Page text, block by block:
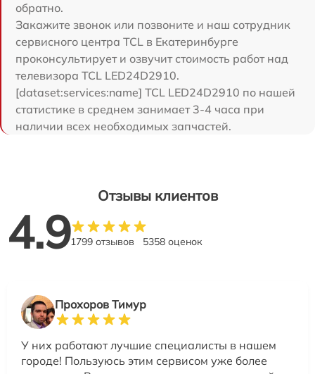
обратно.
Закажите звонок или позвоните и наш сотрудник
сервисного центра TCL в Екатеринбурге
проконсультирует и озвучит стоимость работ над
телевизора TCL LED24D2910.
[dataset:services:name] TCL LED24D2910 по нашей
статистике в среднем занимает 3-4 часа при
наличии всех необходимых запчастей.
Отзывы клиентов
4.91799 отзывов 5358 оценок
Прохоров Тимур
У них работают лучшие специалисты в нашем
городе! Пользуюсь этим сервисом уже более